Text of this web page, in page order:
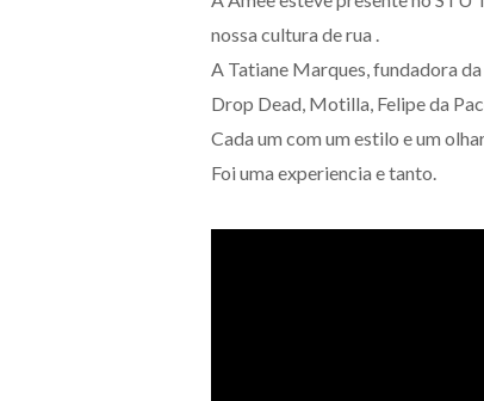
nossa cultura de rua .
A Tatiane Marques, fundadora
Drop Dead, Motilla, Felipe da
Cada um com um estilo e um
Foi uma experiencia e tanto.